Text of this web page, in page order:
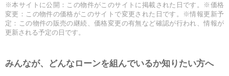
※本サイトに公開：この物件がこのサイトに掲載された日です。※価格
変更：この物件の価格がこのサイトで変更された日です。※情報更新予
定：この物件の販売の継続、価格変更の有無など確認が行われ、情報が
更新される予定の日です。
みんなが、どんなローンを組んでいるか知りたい方へ